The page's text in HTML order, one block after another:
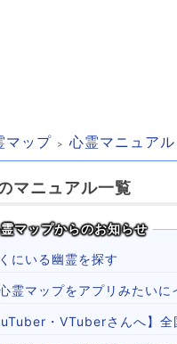
マップ 心霊マニュアル
マニュアル一覧
マップからのお知らせ
にいる幽霊を探す
霊マップをアプリみたいに
・VTuberさんへ】